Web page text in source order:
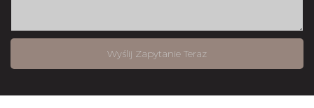
Wyślij Zapytanie Teraz